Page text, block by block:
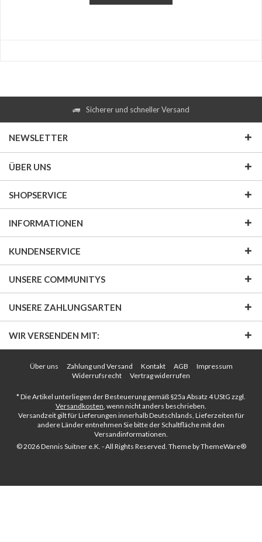
Sicherer und schneller Versand
NEWSLETTER
ÜBER UNS
SHOPSERVICE
INFORMATIONEN
KUNDENSERVICE
UNSERE COMMUNITYS
UNSERE ZAHLUNGSARTEN
WIR VERSENDEN MIT:
Über uns Zahlung und Versand Kontakt AGB
Impressum
Widerrufsrecht
Vertrag widerrufen
* Die Artikel unterliegen der Besteuerung gemäß §25a Absatz 4 UStG zzgl.
Versandkosten, wenn nicht anders beschrieben.
Versandzeit gilt für Lieferungen innerhalb Deutschlands, Lieferzeiten für
andere Länder entnehmen Sie bitte der Schaltfläche mit den
Versandinformationen.
© 2026 Dennis Suitner e.K. - All Rights Reserved. Theme byThemeWare®